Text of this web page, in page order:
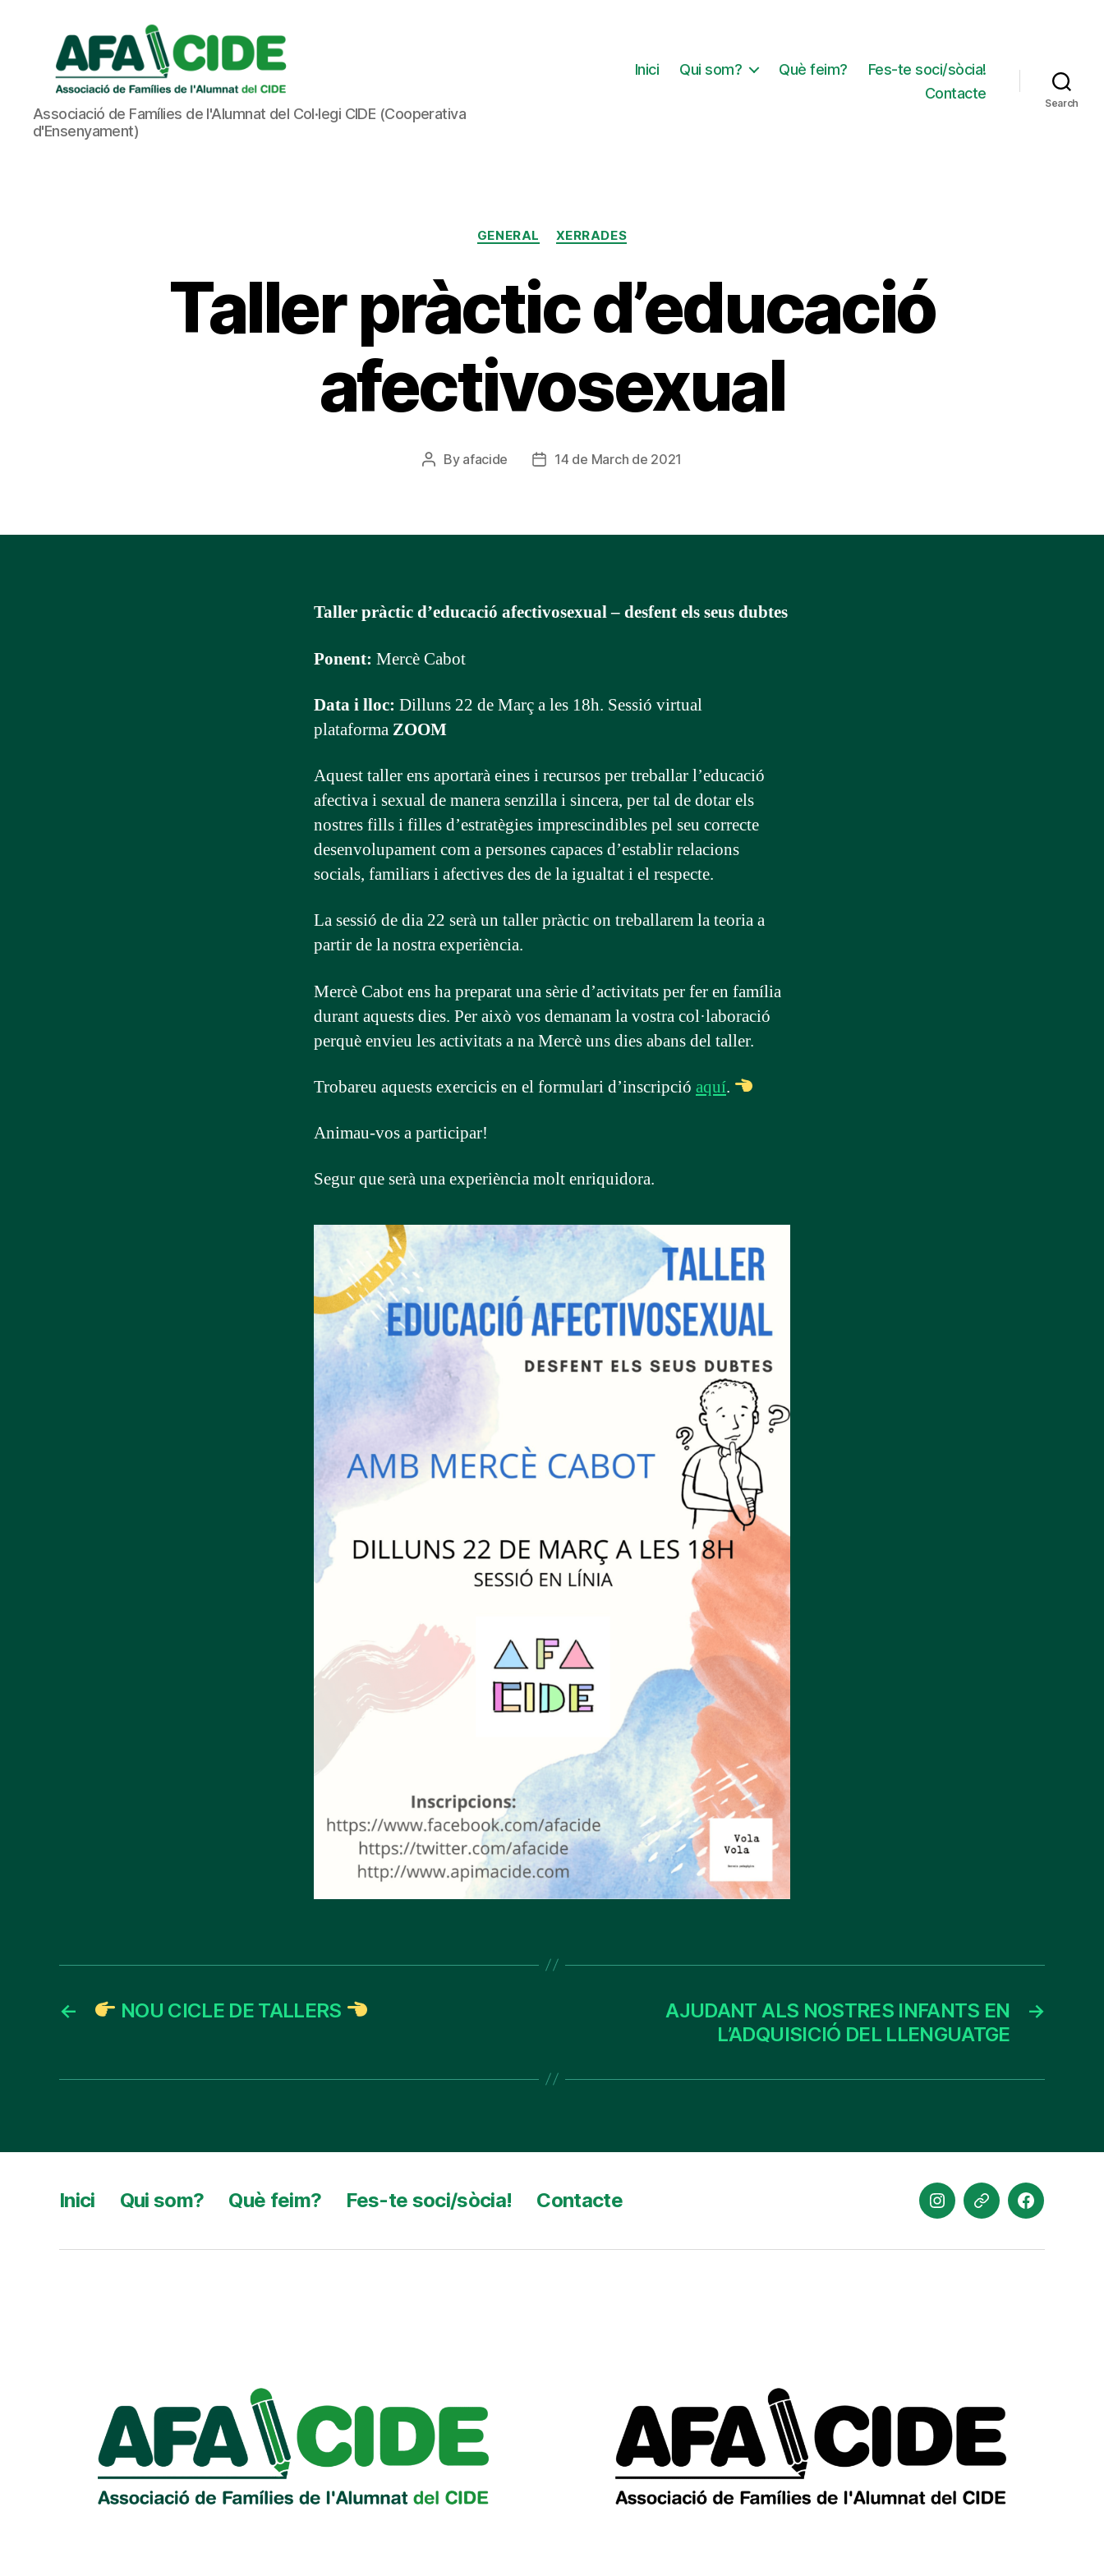
AFA
CIDE
Associació de Famílies de l'Alumnat del Col·legi CIDE (Cooperativa
d'Ensenyament)
Inici Qui som? Què feim?
Fes-te soci/sòcia!
Contacte
Search
Categories
GENERAL XERRADES
Taller pràctic d’educació
afectivosexual
Post
By afacide
Post14 de March de 2021
Taller pràctic d’educació afectivosexual – desfent els seus dubtes
Ponent: Mercè Cabot
Data i lloc: Dilluns 22 de Març a les 18h. Sessió virtual
plataforma ZOOM
Aquest taller ens aportarà eines i recursos per treballar l’educació
afectiva i sexual de manera senzilla i sincera, per tal de dotar els
nostres fills i filles d’estratègies imprescindibles pel seu correcte
desenvolupament com a persones capaces d’establir relacions
socials, familiars i afectives des de la igualtat i el respecte.
La sessió de dia 22 serà un taller pràctic on treballarem la teoria a
partir de la nostra experiència.
Mercè Cabot ens ha preparat una sèrie d’activitats per fer en família
durant aquests dies. Per això vos demanam la vostra col·laboració
perquè envieu les activitats a na Mercè uns dies abans del taller.
Trobareu aquests exercicis en el formulari d’inscripció aquí.
Animau-vos a participar!
Segur que serà una experiència molt enriquidora.
← NOU CICLE DE TALLERS →
AJUDANT ALS NOSTRES INFANTS EN
L’ADQUISICIÓ DEL LLENGUATGE
Inici Qui som? Què feim? Fes-te soci/sòcia! Contacte InstagramWebsiteFacebook